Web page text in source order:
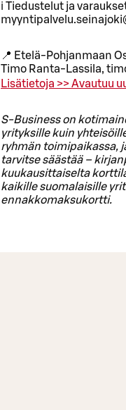
ℹ️ Tiedustelut ja
📍 Etelä-Pohjanmaan
Timo Ranta-Lassila,
Lisätietoja >>Avautuu
S-Business on
yrityksille kuin
ryhmän toimipaikassa,
tarvitse säästää –
kuukausittaiselta
kaikille suomalaisille
ennakkomaksukortti.